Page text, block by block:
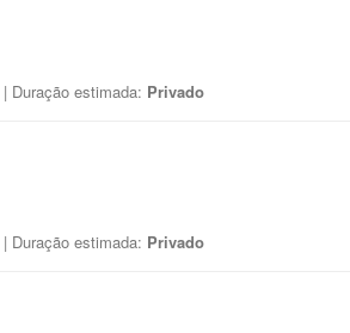
| Duração estimada: Privado
| Duração estimada: Privado